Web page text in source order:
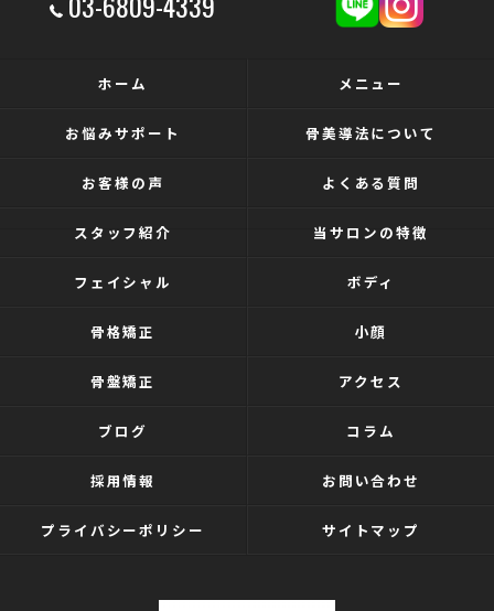
ホーム メニュー
お悩みサポート 骨美導法について
お客様の声 よくある質問
スタッフ紹介 当サロンの特徴
フェイシャル ボディ
骨格矯正 小顔
骨盤矯正 アクセス
ブログ コラム
採用情報 お問い合わせ
プライバシーポリシー サイトマップ